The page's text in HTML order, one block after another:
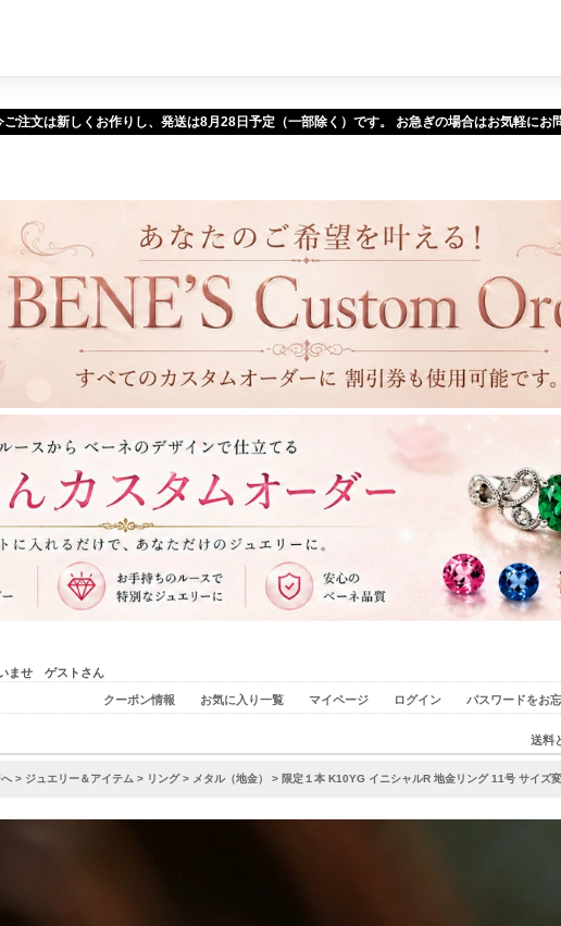
ご注文は新しくお作りし、発送は 予定（一部除く）です。 お急ぎの場合はお気軽にお
ませ ゲストさん
クーポン情報 お気に入り一覧 マイページ ログイン パスワードをお
送料
へ > ジュエリー＆アイテム > リング> メタル（地金） > 限定１本 K10YG イニシャルR 地金リング 11号 サイズ